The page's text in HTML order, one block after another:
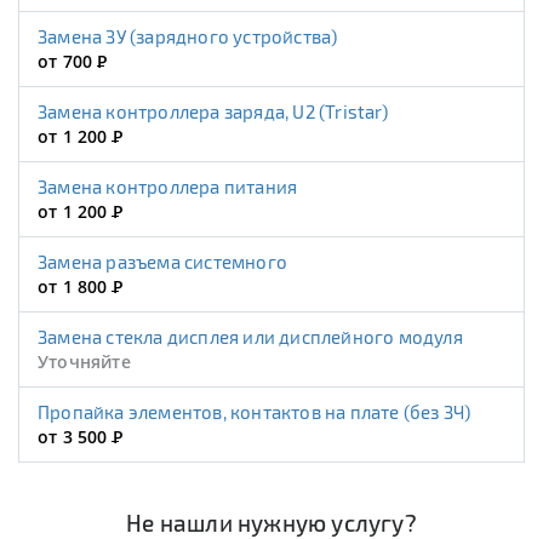
Замена ЗУ (зарядного устройства)
от 700Р
Замена контроллера заряда, U2 (Tristar)
от 1 200Р
Замена контроллера питания
от 1 200Р
Замена разъема системного
от 1 800Р
Замена стекла дисплея или дисплейного модуля
Уточняйте
Пропайка элементов, контактов на плате (без ЗЧ)
от 3 500Р
Не нашли нужную услугу?